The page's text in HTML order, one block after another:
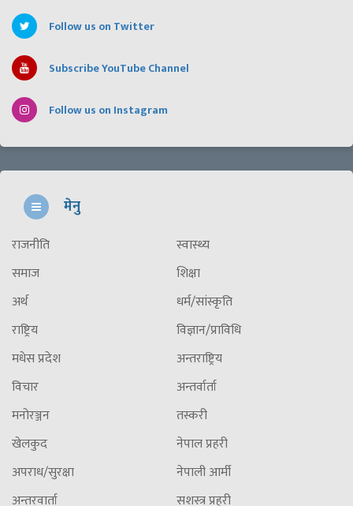
Follow us on Twitter
Subscribe YouTube Channel
Follow us on Instagram
मेनु
राजनीति
समाज
अर्थ
राष्ट्रिय
मधेस प्रदेश
विचार
मनोरञ्जन
खेलकुद
अपराध/सुरक्षा
अन्तरवार्ता
स्वास्थ्य
शिक्षा
धर्म/सांस्कृति
विज्ञान/प्राविधि
अन्तराष्ट्रिय
अन्तर्वार्ता
तस्करी
नेपाल प्रहरी
नेपाली आर्मी
सशस्त्र प्रहरी